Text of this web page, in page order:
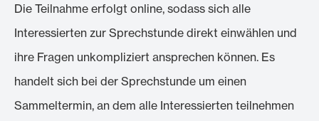
Die Teilnahme erfolgt online, sodass sich alle
Interessierten zur Sprechstunde direkt einwählen und
ihre Fragen unkompliziert ansprechen können. Es
handelt sich bei der Sprechstunde um einen
Sammeltermin, an dem alle Interessierten teilnehmen